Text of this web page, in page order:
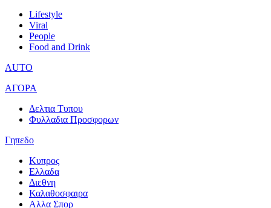
Lifestyle
Viral
People
Food and Drink
AUTO
ΑΓΟΡΑ
Δελτια Τυπου
Φυλλαδια Προσφορων
Γηπεδο
Κυπρος
Ελλαδα
Διεθνη
Καλαθοσφαιρα
Αλλα Σπορ